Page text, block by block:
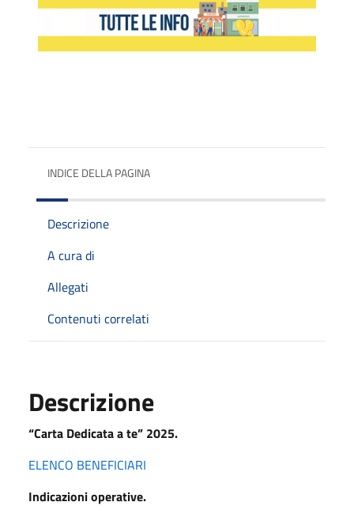
INDICE DELLA PAGINA
Descrizione
A cura di
Allegati
Contenuti correlati
Descrizione
“Carta Dedicata a te” 2025.
ELENCO BENEFICIARI
Indicazioni operative.